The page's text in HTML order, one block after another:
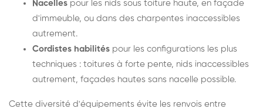
Nacelles pour les nids sous toiture haute, en façade
d'immeuble, ou dans des charpentes inaccessibles
autrement.
Cordistes habilités pour les configurations les plus
techniques : toitures à forte pente, nids inaccessibles
autrement, façades hautes sans nacelle possible.
Cette diversité d'équipements évite les renvois entre